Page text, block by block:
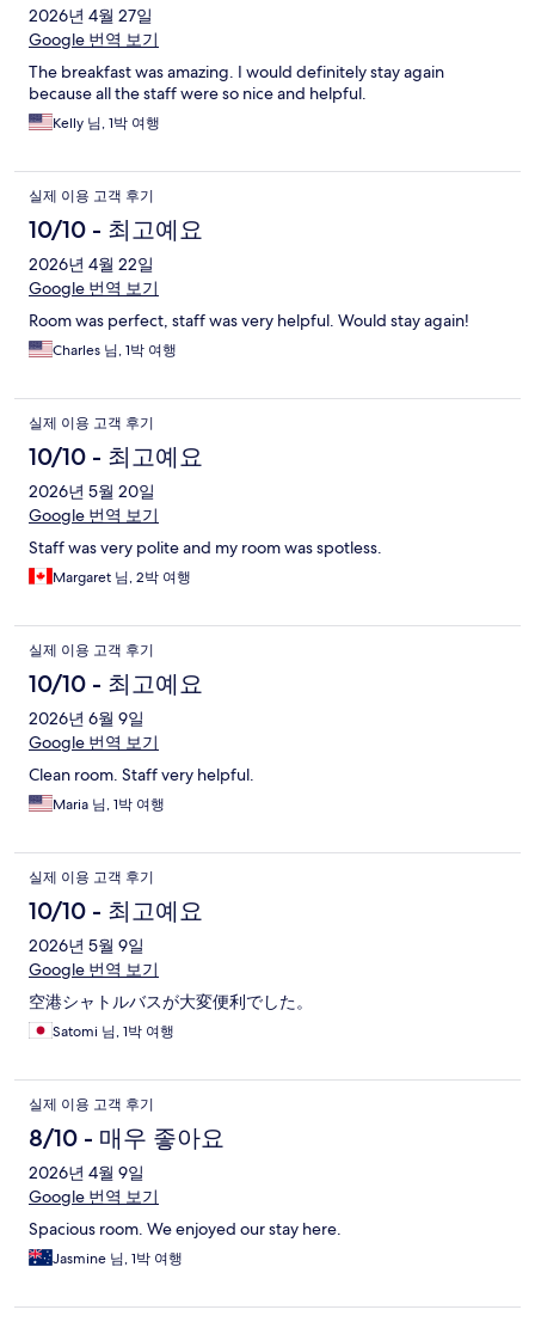
2026년 4월 27일
Google 번역 보기
The breakfast was amazing. I would definitely stay again
because all the staff were so nice and helpful.
Kelly 님, 1박 여행
실제 이용 고객 후기
10/10 - 최고예요
2026년 4월 22일
Google 번역 보기
Room was perfect, staff was very helpful. Would stay again!
Charles 님, 1박 여행
실제 이용 고객 후기
10/10 - 최고예요
2026년 5월 20일
Google 번역 보기
Staff was very polite and my room was spotless.
Margaret 님, 2박 여행
실제 이용 고객 후기
10/10 - 최고예요
2026년 6월 9일
Google 번역 보기
Clean room. Staff very helpful.
Maria 님, 1박 여행
실제 이용 고객 후기
10/10 - 최고예요
2026년 5월 9일
Google 번역 보기
空港シャトルバスが大変便利でした。
Satomi 님, 1박 여행
실제 이용 고객 후기
8/10 - 매우 좋아요
2026년 4월 9일
Google 번역 보기
Spacious room. We enjoyed our stay here.
Jasmine 님, 1박 여행